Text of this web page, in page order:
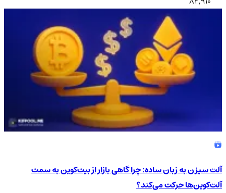
آلت سیزن به زبان ساده: چرا گاهی بازار از بیت‌کوین به سمت
آلت‌کوین‌ها حرکت می‌کند؟